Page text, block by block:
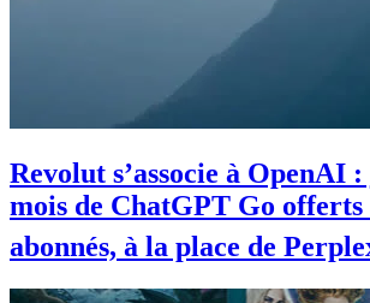
Revolut s’associe à OpenAI :
mois de ChatGPT Go offerts
abonnés, à la place de